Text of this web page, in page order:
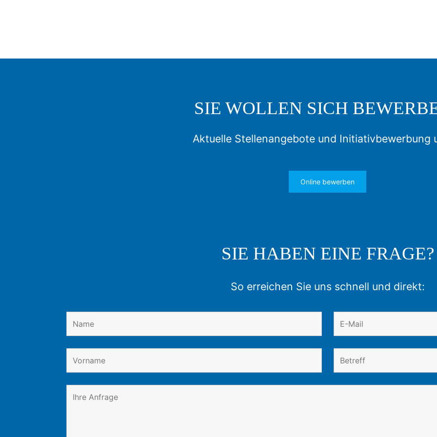
SIE WOLLEN SICH
Aktuelle Stellenangebote und Initiativbewerbung
Online bewerben
SIE HABEN EINE FRAGE?
So erreichen Sie uns schnell und direkt: